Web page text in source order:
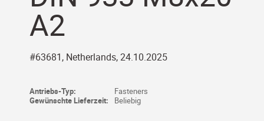
A2
#63681, Netherlands, 24.10.2025
Antriebs-Typ:
Fasteners
Gewünschte Lieferzeit:
Beliebig